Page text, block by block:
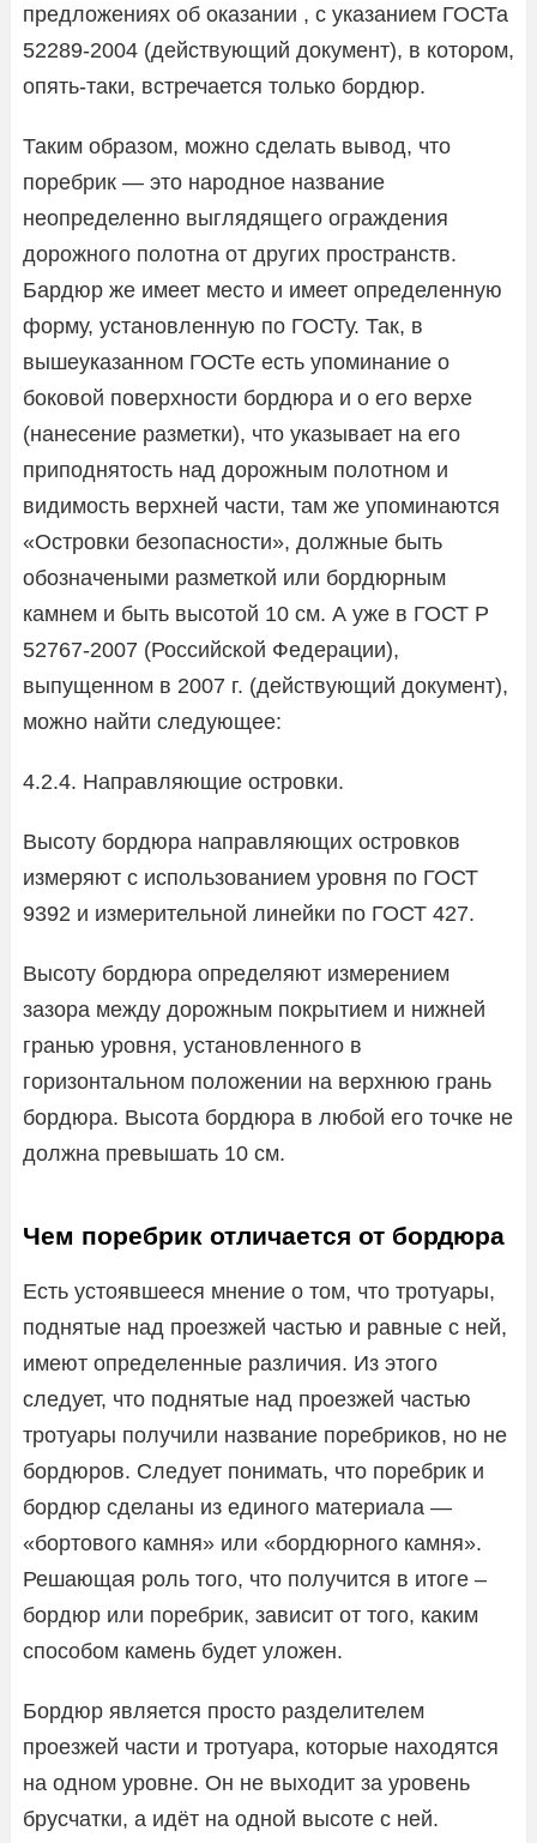
предложениях об оказании , с указанием ГОСТа
52289-2004 (действующий документ), в котором,
опять-таки, встречается только бордюр.
Таким образом, можно сделать вывод, что
поребрик — это народное название
неопределенно выглядящего ограждения
дорожного полотна от других пространств.
Бардюр же имеет место и имеет определенную
форму, установленную по ГОСТу. Так, в
вышеуказанном ГОСТе есть упоминание о
боковой поверхности бордюра и о его верхе
(нанесение разметки), что указывает на его
приподнятость над дорожным полотном и
видимость верхней части, там же упоминаются
«Островки безопасности», должные быть
обозначеными разметкой или бордюрным
камнем и быть высотой 10 см. А уже в ГОСТ Р
52767-2007 (Российской Федерации),
выпущенном в 2007 г. (действующий документ),
можно найти следующее:
4.2.4. Направляющие островки.
Высоту бордюра направляющих островков
измеряют с использованием уровня по ГОСТ
9392 и измерительной линейки по ГОСТ 427.
Высоту бордюра определяют измерением
зазора между дорожным покрытием и нижней
гранью уровня, установленного в
горизонтальном положении на верхнюю грань
бордюра. Высота бордюра в любой его точке не
должна превышать 10 см.
Чем поребрик отличается от бордюра
Есть устоявшееся мнение о том, что тротуары,
поднятые над проезжей частью и равные с ней,
имеют определенные различия. Из этого
следует, что поднятые над проезжей частью
тротуары получили название поребриков, но не
бордюров. Следует понимать, что поребрик и
бордюр сделаны из единого материала —
«бортового камня» или «бордюрного камня».
Решающая роль того, что получится в итоге –
бордюр или поребрик, зависит от того, каким
способом камень будет уложен.
Бордюр является просто разделителем
проезжей части и тротуара, которые находятся
на одном уровне. Он не выходит за уровень
брусчатки, а идёт на одной высоте с ней.